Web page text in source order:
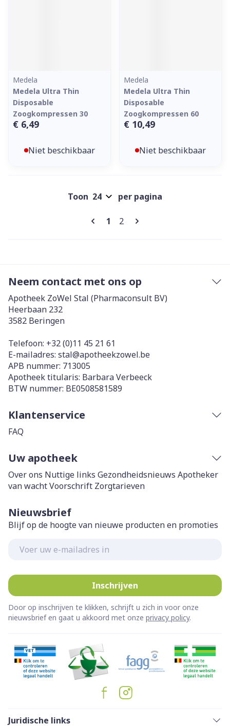
Medela
Medela Ultra Thin
Disposable
Zoogkompressen 30
€ 6,49
Niet beschikbaar
Medela
Medela Ultra Thin
Disposable
Zoogkompressen 60
€ 10,49
Niet beschikbaar
Pagina's
U lees momenteel pagina
1 Pagina
2
Toon per pagina
Neem contact met ons op
Apotheek ZoWel Stal (Pharmaconsult BV)
Heerbaan 232
3582 Beringen
Telefoon: +32 (0)11 45 21 61
E-mailadres: stal@apotheekzowel.be
APB nummer: 713005
Apotheek titularis: Barbara Verbeeck
BTW nummer: BE0508581589
Klantenservice
FAQ
Uw apotheek
Over ons Nuttige links Gezondheidsnieuws Apotheker
van wachtVoorschrift Zorgtarieven
Nieuwsbrief
Blijf op de hoogte van nieuwe producten en promoties
Inschrijven
Door op inschrijven te klikken, schrijft u zich in voor onze
nieuwsbrief en gaat u akkoord met onze privacy policy.
Juridische links